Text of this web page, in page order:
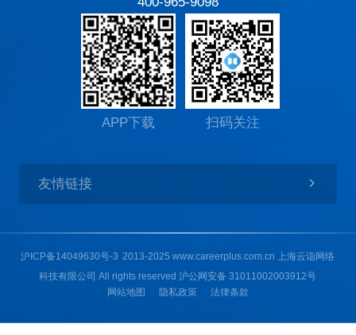
APP下载 扫码关注
友情链接
沪ICP备14049630号-3 2013-2025 www.careerplus.com.cn 上海云诣网络
科技有限公司 All rights reserved沪公网安备 31011002003912号
网站地图
隐私政策 法律条款